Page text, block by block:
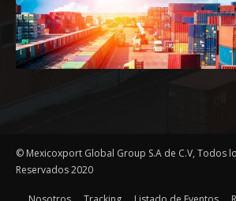
© Mexicoxport Global Group S.A de C.V, Todos
Reservados 2020